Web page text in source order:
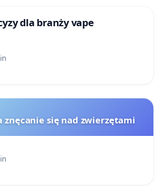
dla branży vape
znęcanie się nad zwierzętami